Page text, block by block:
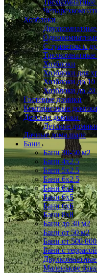
Хозблоки
Двухкомнатные
С туалетом и
Трехкомнатные
Хозблоки
Хозблоки для
Хозблоки до
Хозблоки до
Гостевые домики
Кемпинговые домики
Детские домики
Детские
Дачные дома шале
Бани
Бани 30-50 м2
Бани 4x2.5
Бани 5x2.5
Бани 6x2.5
Бани 6х4
Бани 6х5
Бани 6х6
Бани 8x8
Бани до 30 м2
Бани от 50 м2
Бани от 500
Бани с террасой
Маленькие